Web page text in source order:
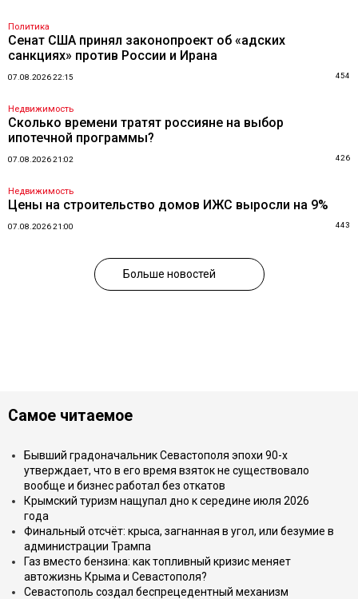
Политика
Сенат США принял законопроект об «адских
санкциях» против России и Ирана
07.08.2026 22:15 454
Недвижимость
Сколько времени тратят россияне на выбор
ипотечной программы?
07.08.2026 21:02 426
Недвижимость
Цены на строительство домов ИЖС выросли на 9%
07.08.2026 21:00 443
Больше новостей
Самое читаемое
Бывший градоначальник Севастополя эпохи 90-х
утверждает, что в его время взяток не существовало
вообще и бизнес работал без откатов
Крымский туризм нащупал дно к середине июля 2026
года
Финальный отсчёт: крыса, загнанная в угол, или безумие в
администрации Трампа
Газ вместо бензина: как топливный кризис меняет
автожизнь Крыма и Севастополя?
Севастополь создал беспрецедентный механизм